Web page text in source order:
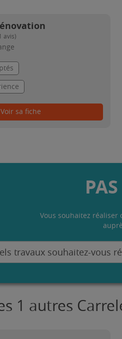
avis)
Voir sa fiche
Vous souhaitez réaliser
1 autres